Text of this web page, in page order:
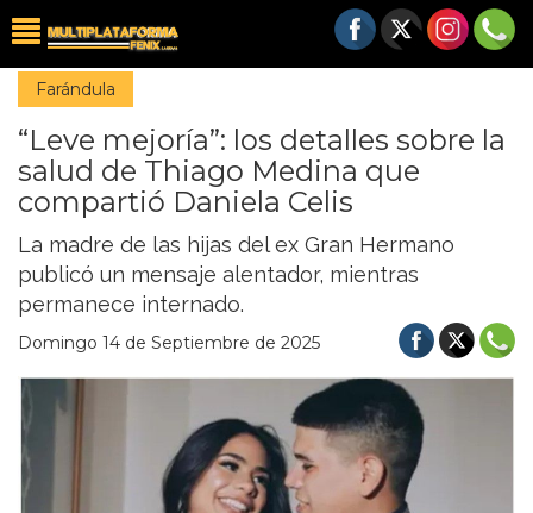
Farándula
“Leve mejoría”: los detalles sobre la
salud de Thiago Medina que
compartió Daniela Celis
La madre de las hijas del ex Gran Hermano
publicó un mensaje alentador, mientras
permanece internado.
Domingo 14 de Septiembre de 2025